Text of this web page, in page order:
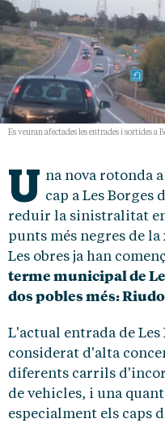
Es veuran afectades les entrades i sortides a
U na nova rotonda
cap a Les Borges
reduir la sinistralitat
punts més negres de
Les obres ja han
terme municipal de
dos pobles més:
L'actual entrada de
considerat d'alta
diferents carrils
de vehicles, i una
especialment els caps